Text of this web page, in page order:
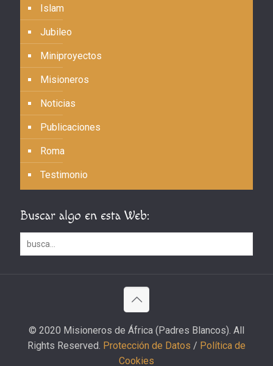
Islam
Jubileo
Miniproyectos
Misioneros
Noticias
Publicaciones
Roma
Testimonio
Buscar algo en esta Web:
© 2020 Misioneros de África (Padres Blancos). All
Rights Reserved. Protección de Datos / Política de
Cookies